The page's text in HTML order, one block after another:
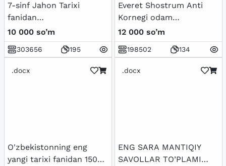
7-sinf Jahon Tarixi
fanidan
mavzulashtirilgan test
savollar to'plami
10 000 so’m
303656 195
Everet Shostrum Anti
Kornegi odam
manipulyator
12 000 so’m
198502 134
.docx
O'zbekistonning eng
yangi tarixi fanidan 150
.docx
ENG SARA MANTIQIY
SAVOLLAR TO’PLAMI